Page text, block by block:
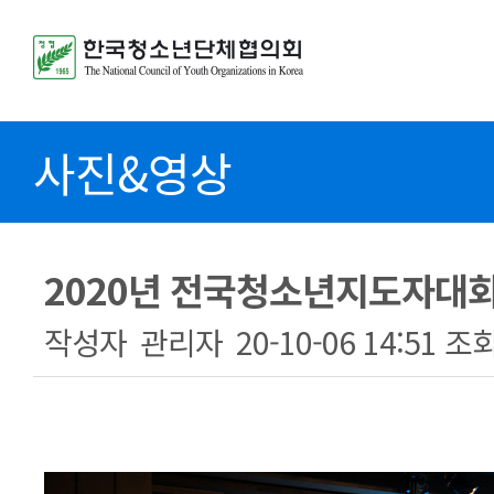
사진&영상
2020년 전국청소년지도자대
작성자 관리자 20-10-06 14:51 조